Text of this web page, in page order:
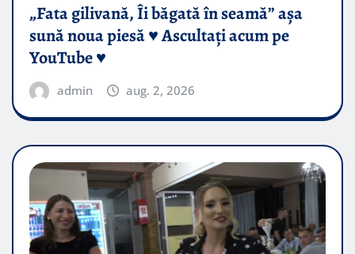
„Fata gilivană, Îi băgată în seamă” așa
sună noua piesă ♥️ Ascultați acum pe
YouTube ♥️
admin aug. 2, 2026